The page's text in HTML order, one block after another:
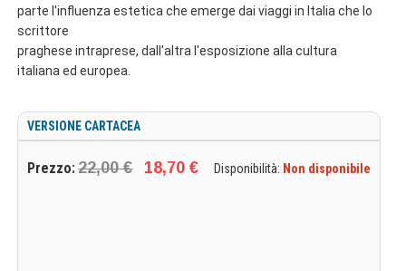
parte l'influenza estetica che emerge dai viaggi in Italia che lo
scrittore
praghese intraprese, dall'altra l'esposizione alla cultura
italiana ed europea.
VERSIONE CARTACEA
Disponibilità: Non disponibile
Prezzo:22,00 € 18,70 €